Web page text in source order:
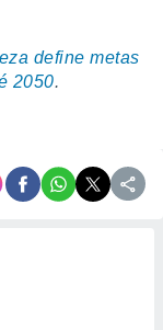
define metas
2050.